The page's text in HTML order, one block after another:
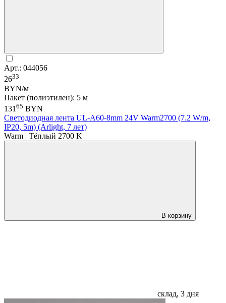
Арт.: 044056
2633
BYN/м
Пакет (полиэтилен): 5 м
131 65 BYN
Светодиодная лента UL-A60-8mm 24V Warm2700 (7.2 W/m,
IP20, 5m) (Arlight, 7 лет)
Warm | Тёплый 2700 K
В корзину
склад, 3 дня